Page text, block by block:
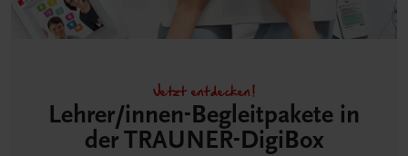
Jetzt entdecken!
Lehrer/innen-Begleitpakete in
der TRAUNER-DigiBox